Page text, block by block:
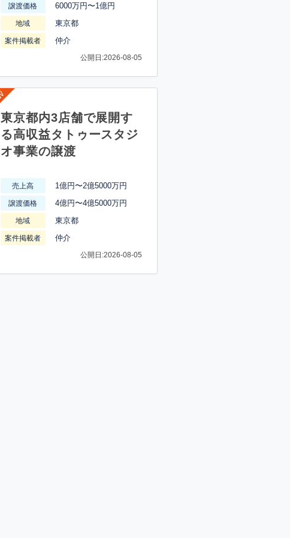
譲渡価格 6000万円〜1億円
地域 東京都
案件掲載者 仲介
公開日:2026-08-05
東京都内3店舗で展開す
る高収益タトゥースタジ
オ事業の譲渡
売上高 1億円〜2億5000万円
譲渡価格 4億円〜4億5000万円
地域 東京都
案件掲載者 仲介
公開日:2026-08-05